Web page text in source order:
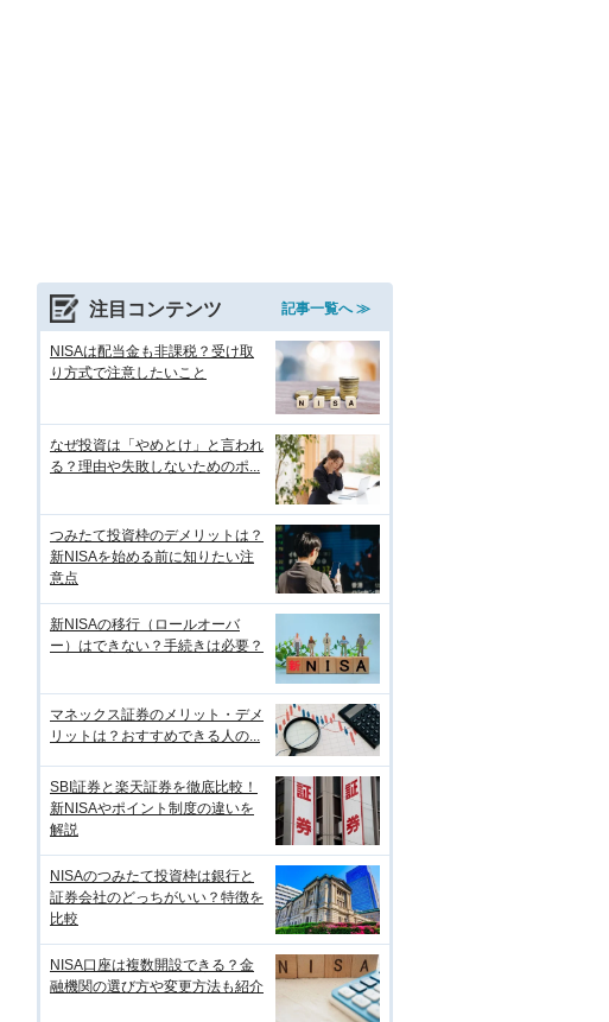
注目コンテンツ 記事一覧へ ≫
NISAは配当金も非課税？受け取
り方式で注意したいこと
なぜ投資は「やめとけ」と言われ
る？理由や失敗しないためのポ...
つみたて投資枠のデメリットは？
新NISAを始める前に知りたい注
意点
新NISAの移行（ロールオーバ
ー）はできない？手続きは必要？
マネックス証券のメリット・デメ
リットは？おすすめできる人の...
SBI証券と楽天証券を徹底比較！
新NISAやポイント制度の違いを
解説
NISAのつみたて投資枠は銀行と
証券会社のどっちがいい？特徴を
比較
NISA口座は複数開設できる？金
融機関の選び方や変更方法も紹介